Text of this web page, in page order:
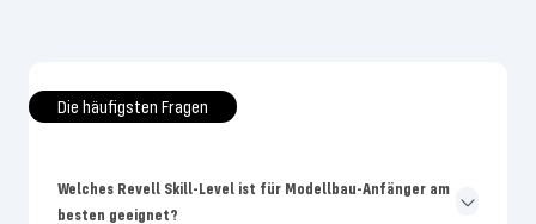
Die häufigsten Fragen
Welches Revell Skill-Level ist für Modellbau-Anfänger am
besten geeignet?